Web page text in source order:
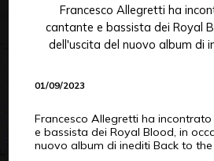
Francesco Allegretti ha
cantante e bassista dei Royal
dell'uscita del nuovo album di
01/09/2023
Francesco Allegretti ha incontrato
e bassista dei Royal Blood, in
nuovo album di inediti Back to